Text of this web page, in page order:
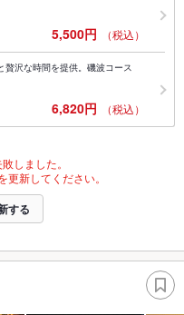
5,500円 （税込）
贅沢な時間を提供。磯波コース
6,820円 （税込）
しました。
新してください。
する